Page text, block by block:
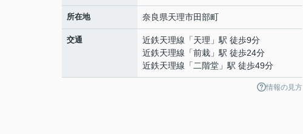
所在地 奈良県天理市田部町
交通 近鉄天理線 「天理 」駅 徒歩9分
近鉄天理線 「前栽 」駅 徒歩24分
近鉄天理線 「 二階堂 」駅 徒歩49分
情報の見方